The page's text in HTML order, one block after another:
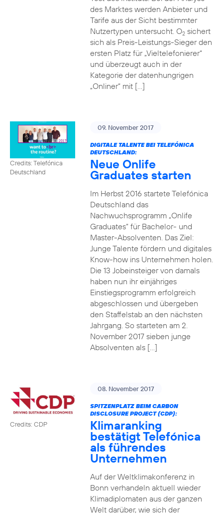
des Marktes werden Anbieter und
Tarife aus der Sicht bestimmter
Nutzertypen untersucht. O2sichert
sich als Preis-Leistungs-Sieger den
ersten Platz für „Vieltelefonierer“
und überzeugt auch in der
Kategorie der datenhungrigen
„Onliner“ mit […]
Credits: Telefónica
Deutschland
09. November 2017
DIGITALE TALENTE BEI TELEFÓNICA
DEUTSCHLAND:
Neue Onlife
Graduates starten
Im Herbst 2016 startete Telefónica
Deutschland das
Nachwuchsprogramm „Onlife
Graduates“ für Bachelor- und
Master-Absolventen. Das Ziel:
Junge Talente fördern und digitales
Know-how ins Unternehmen holen.
Die 13 Jobeinsteiger von damals
haben nun ihr einjähriges
Einstiegsprogramm erfolgreich
abgeschlossen und übergeben
den Staffelstab an den nächsten
Jahrgang. So starteten am 2.
November 2017 sieben junge
Absolventen als […]
Credits: CDP
08. November 2017
SPITZENPLATZ BEIM CARBON
DISCLOSURE PROJECT (CDP):
Klimaranking
bestätigt Telefónica
als führendes
Unternehmen
Auf der Weltklimakonferenz in
Bonn verhandeln aktuell wieder
Klimadiplomaten aus der ganzen
Welt darüber, wie sich der